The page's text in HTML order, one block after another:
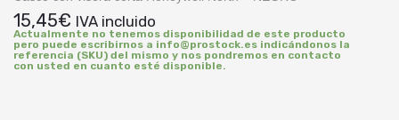
15,45€ IVA incluido
Actualmente no tenemos disponibilidad de este producto
pero puede escribirnos a info@prostock.es indicándonos la
referencia (SKU) del mismo y nos pondremos en contacto
con usted en cuanto esté disponible.